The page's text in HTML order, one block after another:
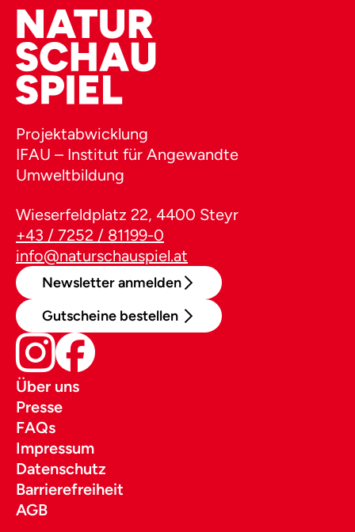
Projektabwicklung
IFAU – Institut für Angewandte
Umweltbildung
Wieserfeldplatz 22, 4400 Steyr
+43 / 7252 / 81199-0
info@naturschauspiel.at
Newsletter anmelden
Gutscheine bestellen
Über uns
Presse
FAQs
Impressum
Datenschutz
Barrierefreiheit
AGB